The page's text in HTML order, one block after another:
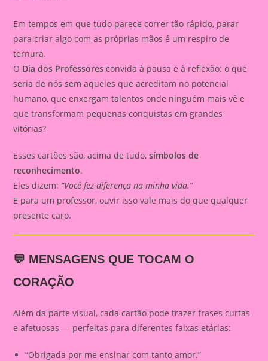
Em tempos em que tudo parece correr tão rápido, parar
para criar algo com as próprias mãos é um respiro de
ternura.
O Dia dos Professores convida à pausa e à reflexão: o que
seria de nós sem aqueles que acreditam no potencial
humano, que enxergam talentos onde ninguém mais vê e
que transformam pequenas conquistas em grandes
vitórias?
Esses cartões são, acima de tudo,símbolos de
reconhecimento.
Eles dizem: “Você fez diferença na minha vida.”
E para um professor, ouvir isso vale mais do que qualquer
presente caro.
💬 MENSAGENS QUE TOCAM O
CORAÇÃO
Além da parte visual, cada cartão pode trazer frases curtas
e afetuosas — perfeitas para diferentes faixas etárias:
“Obrigada por me ensinar com tanto amor.”